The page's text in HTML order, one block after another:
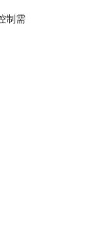
制需